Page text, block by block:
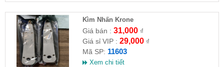
Kìm Nhấn Krone
Giá bán : 31,000₫
Giá sỉ VIP : 29,000₫
Mã SP: 11603
Xem chi tiết